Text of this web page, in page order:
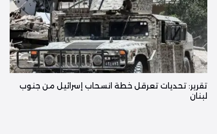
تقرير: تحديات تعرقل خطة انسحاب إسرائيل من جنوب
لبنان